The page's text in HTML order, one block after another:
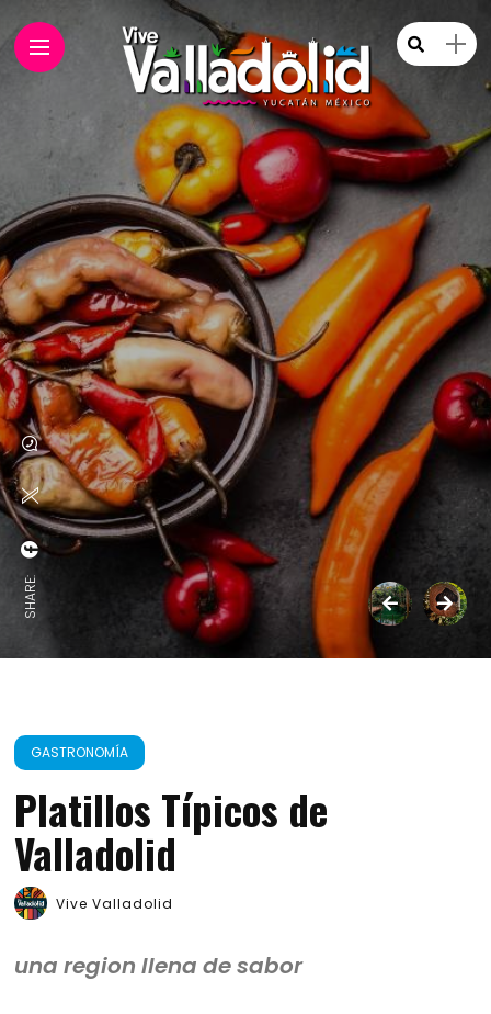
SHARE:
GASTRONOMÍA
Platillos Típicos de
Valladolid
Vive Valladolid
una region llena de sabor